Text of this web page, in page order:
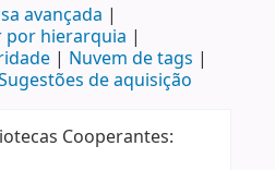
avançada
por hierarquia
Nuvem de tags
de aquisição
Cooperantes: